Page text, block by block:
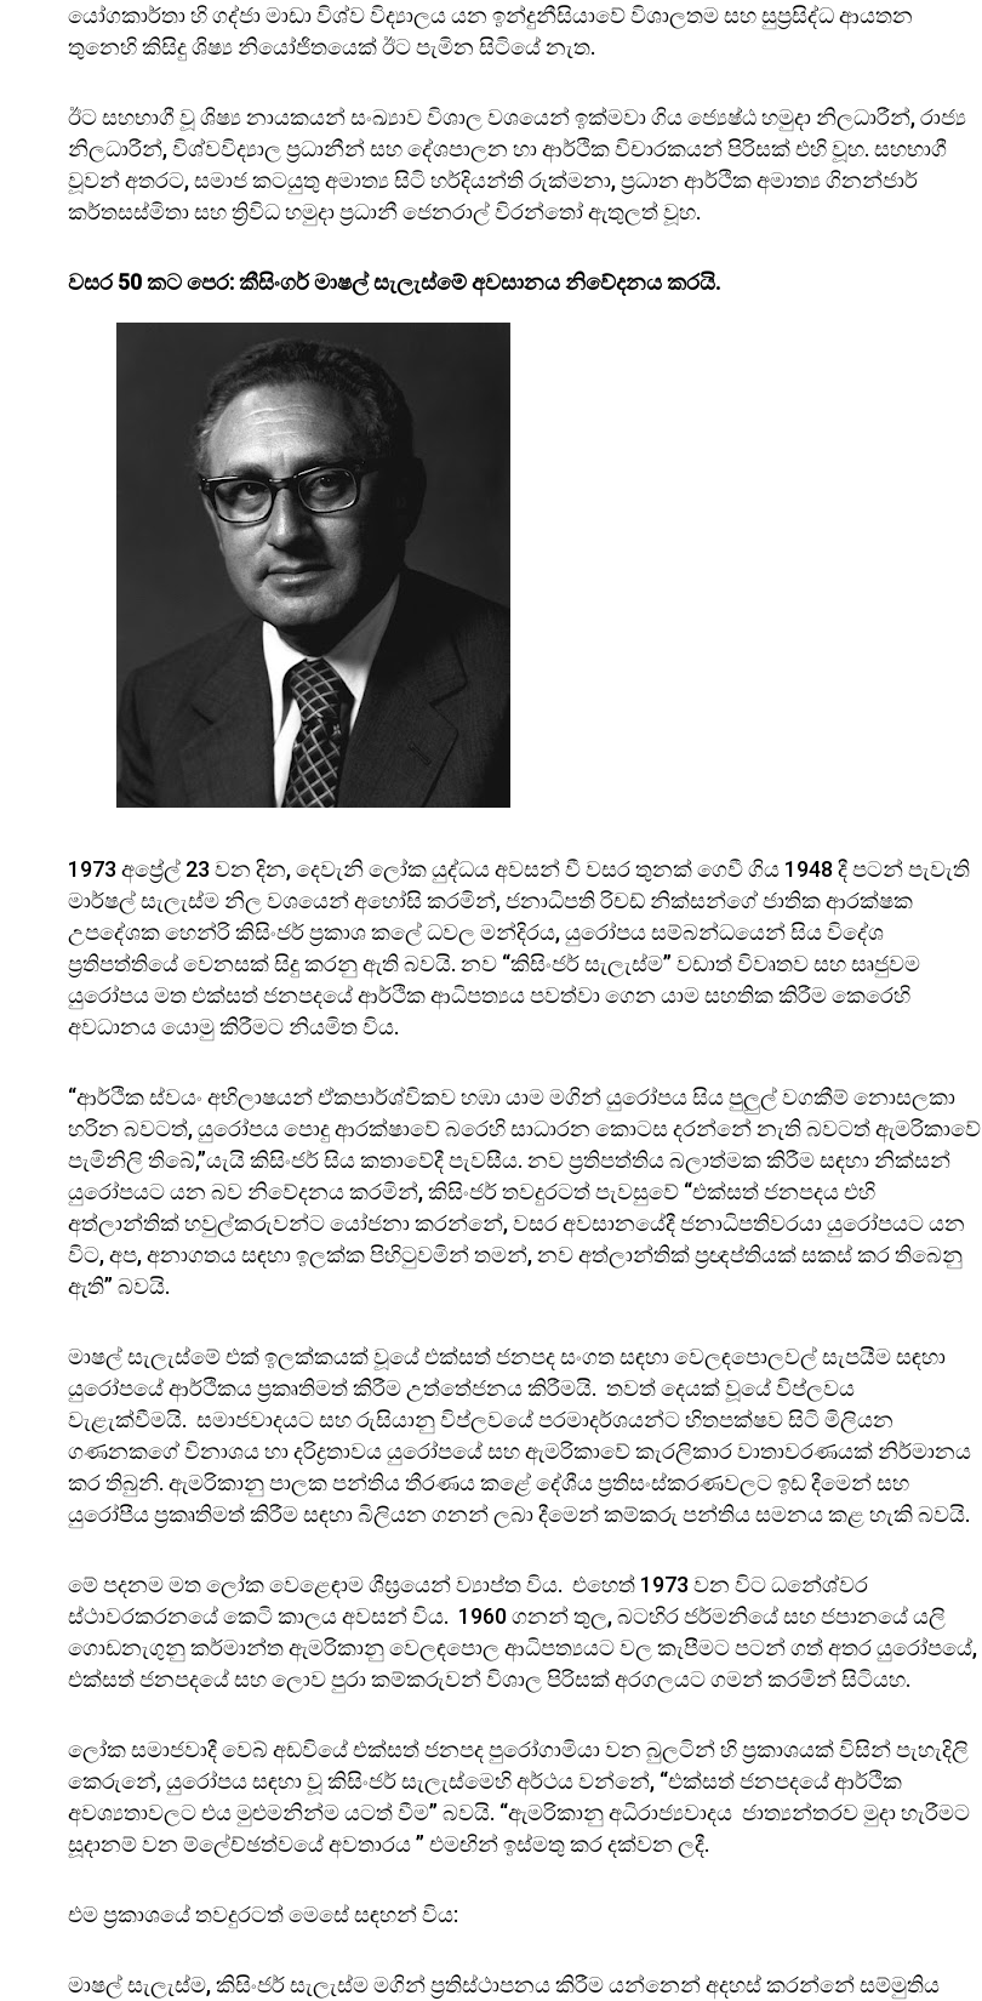
යෝගකාර්තා හි ගද්ජා මාඩා විශ්ව විද්‍යාලය යන ඉන්දුනීසියාවේ විශාලතම සහ සුප්‍රසිද්ධ ආයතන
තුනෙහි කිසිදු ශිෂ්‍ය නියෝජිතයෙක් ඊට පැමින සිටියේ නැත.
ඊට සහභාගී වූ ශිෂ්‍ය නායකයන් සංඛ්‍යාව විශාල වශයෙන් ඉක්මවා ගිය ජ්‍යෙෂ්ඨ හමුදා නිලධාරීන්, රාජ්‍ය
නිලධාරීන්, විශ්වවිද්‍යාල ප්‍රධානීන් සහ දේශපාලන හා ආර්ථික විචාරකයන් පිරිසක් එහි වූහ. සහභාගී
වූවන් අතරට, සමාජ කටයුතු අමාත්‍ය සිටි හර්දියන්ති රුක්මනා, ප්‍රධාන ආර්ථික අමාත්‍ය ගිනන්ජාර්
කර්තසස්මිතා සහ ත්‍රිවිධ හමුදා ප්‍රධානී ජෙනරාල් විරන්තෝ ඇතුලත් වූහ.
වසර 50 කට පෙර: කීසිංගර් මාෂල් සැලැස්මේ අවසානය නිවේදනය කරයි.
1973 අප්‍රේල් 23 වන දින, දෙවැනි ලෝක යුද්ධය අවසන් වී වසර තුනක් ගෙවී ගිය 1948 දී පටන් පැවැති
මාර්ෂල් සැලැස්ම නිල වශයෙන් අහෝසි කරමින්, ජනාධිපති රිචඩ් නික්සන්ගේ ජාතික ආරක්ෂක
උපදේශක හෙන්රි කිසිංජර් ප්‍රකාශ කලේ ධවල මන්දිරය, යුරෝපය සම්බන්ධයෙන් සිය විදේශ
ප්‍රතිපත්තියේ වෙනසක් සිදු කරනු ඇති බවයි. නව “කිසිංජර් සැලැස්ම” වඩාත් විවෘතව සහ සෘජුවම
යුරෝපය මත එක්සත් ජනපදයේ ආර්ථික ආධිපත්‍යය පවත්වා ගෙන යාම සහතික කිරීම කෙරෙහි
අවධානය යොමු කිරීමට නියමිත විය.
“ආර්ථික ස්වයං අභිලාෂයන් ඒකපාර්ශ්විකව හඹා යාම මගින් යුරෝපය සිය පුලුල් වගකීම් නොසලකා
හරින බවටත්, යුරෝපය පොදු ආරක්ෂාවේ බරෙහි සාධාරන කොටස දරන්නේ නැති බවටත් ඇමරිකාවේ
පැමිනිලි තිබේ,”යැයි කිසිංජර් සිය කතාවේදී පැවසීය. නව ප්‍රතිපත්තිය බලාත්මක කිරීම සඳහා නික්සන්
යුරෝපයට යන බව නිවේදනය කරමින්, කිසිංජර් තවදුරටත් පැවසුවේ “එක්සත් ජනපදය එහි
අත්ලාන්තික් හවුල්කරුවන්ට යෝජනා කරන්නේ, වසර අවසානයේදී ජනාධිපතිවරයා යුරෝපයට යන
විට, අප, අනාගතය සඳහා ඉලක්ක පිහිටුවමින් තමන්, නව අත්ලාන්තික් ප්‍රඥප්තියක් සකස් කර තිබෙනු
ඇති” බවයි.
මාෂල් සැලැස්මේ එක් ඉලක්කයක් වූයේ එක්සත් ජනපද සංගත සඳහා වෙලඳපොලවල් සැපයීම සඳහා
යුරෝපයේ ආර්ථිකය ප්‍රකෘතිමත් කිරීම උත්තේජනය කිරීමයි. තවත් දෙයක් වූයේ විප්ලවය
වැළැක්වීමයි. සමාජවාදයට සහ රුසියානු විප්ලවයේ පරමාදර්ශයන්ට හිතපක්ෂව සිටි මිලියන
ගණනකගේ විනාශය හා දරිද්‍රතාවය යුරෝපයේ සහ ඇමරිකාවේ කැරලිකාර වාතාවරණයක් නිර්මානය
කර තිබුනි. ඇමරිකානු පාලක පන්තිය තීරණය කළේ දේශීය ප්‍රතිසංස්කරණවලට ඉඩ දීමෙන් සහ
යුරෝපීය ප්‍රකෘතිමත් කිරීම සඳහා බිලියන ගනන් ලබා දීමෙන් කම්කරු පන්තිය සමනය කළ හැකි බවයි.
මේ පදනම මත ලෝක වෙළෙඳාම ශීඝ්‍රයෙන් ව්‍යාප්ත විය. එහෙත් 1973 වන විට ධනේශ්වර
ස්ථාවරකරනයේ කෙටි කාලය අවසන් විය. 1960 ගනන් තුල, බටහිර ජර්මනියේ සහ ජපානයේ යලි
ගොඩනැගුනු කර්මාන්ත ඇමරිකානු වෙලඳපොල ආධිපත්‍යයට වල කැපීමට පටන් ගත් අතර යුරෝපයේ,
එක්සත් ජනපදයේ සහ ලොව පුරා කම්කරුවන් විශාල පිරිසක් අරගලයට ගමන් කරමින් සිටියහ.
ලෝක සමාජවාදී වෙබ් අඩවියේ එක්සත් ජනපද පුරෝගාමියා වන බුලටින් හි ප්‍රකාශයක් විසින් පැහැදිලි
කෙරුනේ, යුරෝපය සඳහා වූ කිසිංජර් සැලැස්මෙහි අර්ථය වන්නේ, “එක්සත් ජනපදයේ ආර්ථික
අවශ්‍යතාවලට එය මුළුමනින්ම යටත් වීම” බවයි. “ඇමරිකානු අධිරාජ්‍යවාදය ජාත්‍යන්තරව මුදා හැරීමට
සූදානම් වන ම්ලේච්ඡත්වයේ අවතාරය ” එමඟින් ඉස්මතු කර දක්වන ලදී.
එම ප්‍රකාශයේ තවදුරටත් මෙසේ සඳහන් විය:
මාෂල් සැලැස්ම, කිසිංජර් සැලැස්ම මගින් ප්‍රතිස්ථාපනය කිරීම යන්නෙන් අදහස් කරන්නේ සම්මුතිය